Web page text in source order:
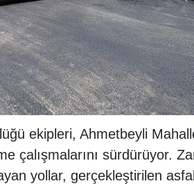
ekipleri, Ahmetbeyli
çalışmalarını sürdürüyor.
yollar, gerçekleştirilen